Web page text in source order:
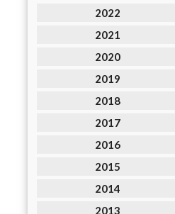
2022
2021
2020
2019
2018
2017
2016
2015
2014
2013